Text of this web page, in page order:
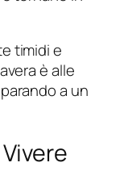
timidi e
è alle
a un